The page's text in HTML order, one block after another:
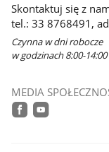
Skontaktuj się z
tel.: 33 8768491,
Czynna w dni robocze
w godzinach 8:00-14:00
MEDIA